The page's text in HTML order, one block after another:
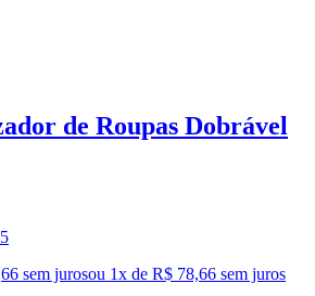
de Roupas Dobrável
sem jurosou 1x de R$ 78,66 sem juros